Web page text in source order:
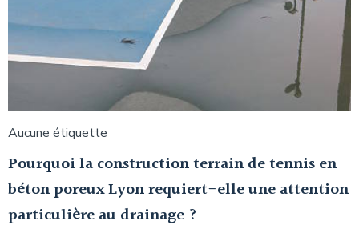
Aucune étiquette
Pourquoi la construction terrain de tennis en
béton poreux Lyon requiert-elle une attention
particulière au drainage ?